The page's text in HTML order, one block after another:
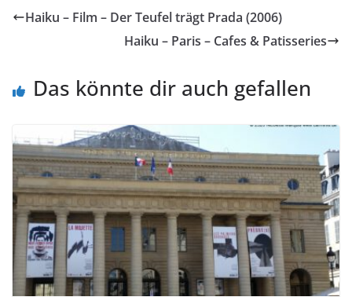
Haiku – Film – Der Teufel trägt Prada (2006)
Haiku – Paris – Cafes & Patisseries
Das könnte dir auch gefallen